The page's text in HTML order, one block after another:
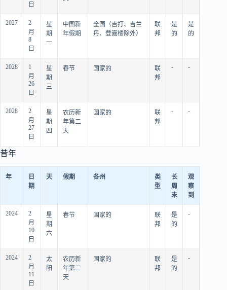
日
2027
2
月
8
日
星
期
一
中国新
年假期
全国（吉打、吉兰
丹、登嘉楼除外）
联
邦
是
的
是
的
2028
1
月
26
日
星
期
三
春节 国家的
联
邦
- -
2028
2
月
27
日
星
期
四
农历新
年第二
天
国家的
联
邦
- -
昔年
年
日
期
天 假期 各州
类
型
长
周
末
观
察
到
2024
2
月
10
日
星
期
六
春节 国家的
联
邦
是
的
-
2024
2
月
11
日
太
阳
农历新
年第二
天
国家的
联
邦
是
的
-